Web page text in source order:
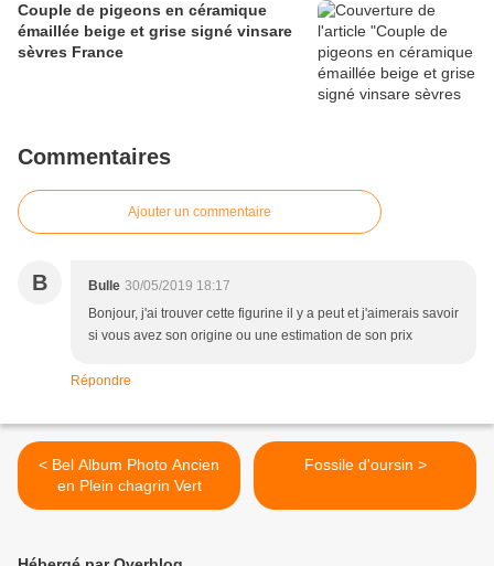
Couple de pigeons en céramique
émaillée beige et grise signé vinsare
sèvres France
Commentaires
Ajouter un commentaire
B Bulle 30/05/2019 18:17
Bonjour, j'ai trouver cette figurine il y a peut et j'aimerais savoir
si vous avez son origine ou une estimation de son prix
Répondre
< Bel Album Photo Ancien
en Plein chagrin Vert
Fossile d'oursin >